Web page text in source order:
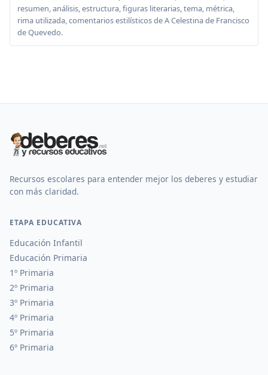
resumen, análisis, estructura, figuras literarias, tema, métrica,
rima utilizada, comentarios estilísticos de A Celestina de Francisco
de Quevedo.
Recursos escolares para entender mejor los deberes y estudiar
con más claridad.
ETAPA EDUCATIVA
Educación Infantil
Educación Primaria
1º Primaria
2º Primaria
3º Primaria
4º Primaria
5º Primaria
6º Primaria